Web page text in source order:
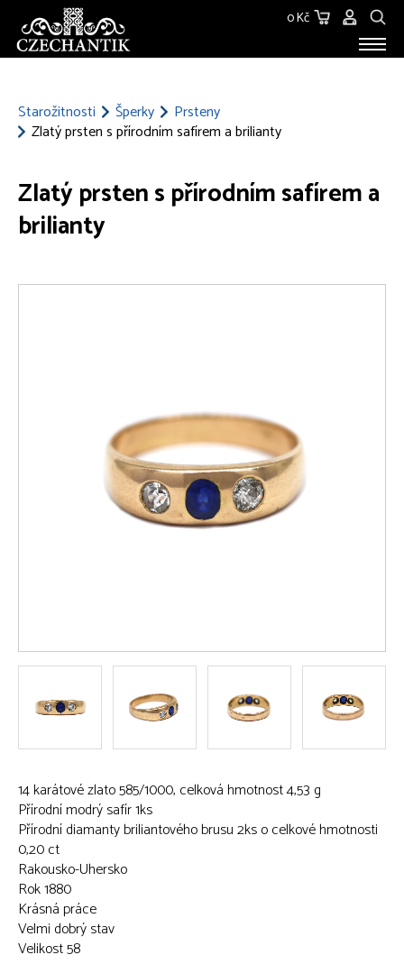
0 Kč
Starožitnosti Šperky
Prsteny
Zlatý prsten s přírodním safírem a brilianty
Zlatý prsten s přírodním safírem a
brilianty
14 karátové zlato 585/1000, celková hmotnost 4,53 g
Přírodní modrý safír 1ks
Přírodní diamanty briliantového brusu 2ks o celkové hmotnosti
0,20 ct
Rakousko-Uhersko
Rok 1880
Krásná práce
Velmi dobrý stav
Velikost 58